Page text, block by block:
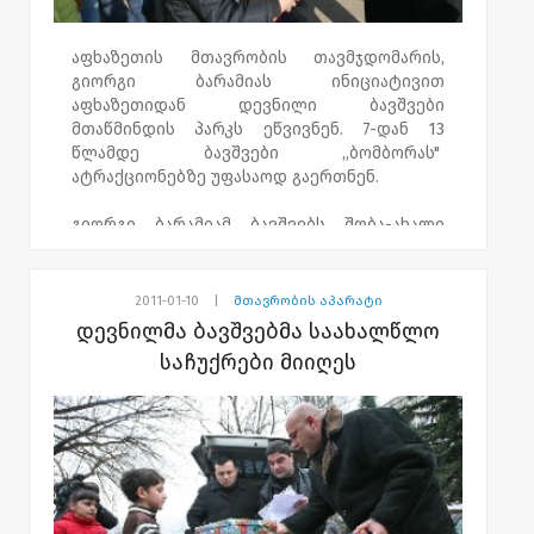
აფხაზეთის მთავრობის თავმჯდომარის,
გიორგი ბარამიას ინიციატივით
აფხაზეთიდან დევნილი ბავშვები
მთაწმინდის პარკს ეწვივნენ. 7-დან 13
წლამდე ბავშვები ,,ბომბორას"
ატრაქციონებზე უფასაოდ გაერთნენ.
გიორგი ბარამიამ ბავშვებს შობა-ახალი
აფხაზეთის მთავრობის თავმჯდომარის
განცხადებით, მსგავსი ღონისძიება
საქართველოს მასშტაბით მიმდინარებს.
საახალწლო საჩუქრები საქართველოს
სხვადასხვა რეგიონში 3000-მდე დევნილ
ბავშვს დაურიგდა და თვის ბოლომდე
საჩუქრებს კიდევ 2000 ბავშვი მიიღებს.
პროექტში, რომელიც აფხაზეთის
2011-01-10 მთავრობის აპარატი
დევნილმა ბავშვებმა საახალწლო
საჩუქრები მიიღეს